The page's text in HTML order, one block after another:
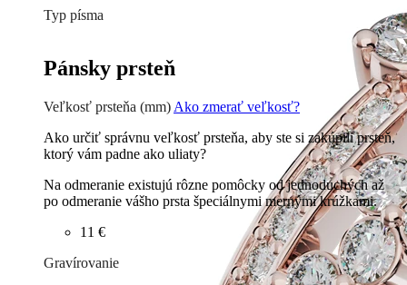
Typ písma
Pánsky prsteň
Veľkosť prsteňa (mm) Ako zmerať veľkosť?
Ako určiť správnu veľkosť prsteňa, aby ste si zakúpili prsteň,
ktorý vám padne ako uliaty?
Na odmeranie existujú rôzne pomôcky od jednoduchých až
po odmeranie vášho prsta špeciálnymi mernými krúžkami.
11 €
Gravírovanie